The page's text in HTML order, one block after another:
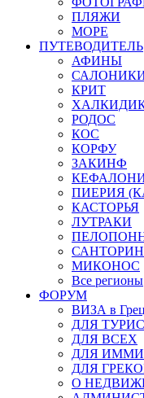
ПЛЯЖИ
МОРЕ
ПУТЕВОДИТЕЛЬ
АФИНЫ
КРИТ
РОДОС
КОС
КОРФУ
ЗАКИНФ
ПИЕРИЯ
КАСТОРЬЯ
ЛУТРАКИ
МИКОНОС
Все регионы
ФОРУМ
ВИЗА в
ДЛЯ
ДЛЯ ВСЕХ
ДЛЯ
ДЛЯ
О